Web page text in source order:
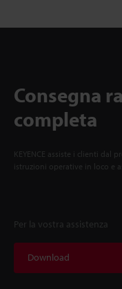
Consegna
completa
KEYENCE assiste i clienti dal
istruzioni operative in loco e
Per la vostra assistenza
Download